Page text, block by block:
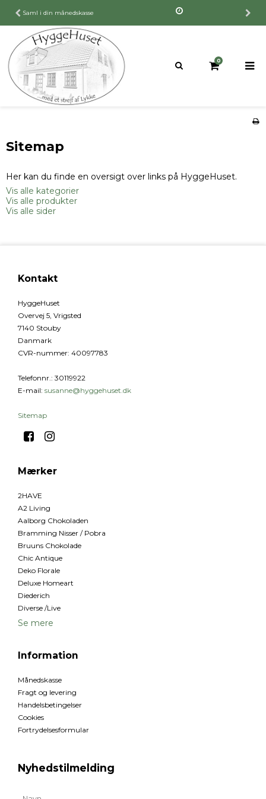
Saml i din månedskasse
0
Sitemap
Her kan du finde en oversigt over links på HyggeHuset.
Vis alle kategorier
Vis alle produkter
Vis alle sider
Kontakt
HyggeHuset
Overvej 5, Vrigsted
7140 Stouby
Danmark
CVR-nummer: 40097783
Telefonnr.: 30119922
E-mail: susanne@hyggehuset.dk
Sitemap
Mærker
2HAVE
A2 Living
Aalborg Chokoladen
Bramming Nisser / Pobra
Bruuns Chokolade
Chic Antique
Deko Florale
Deluxe Homeart
Diederich
Diverse /Live
Se mere
Information
Månedskasse
Fragt og levering
Handelsbetingelser
Cookies
Fortrydelsesformular
Nyhedstilmelding